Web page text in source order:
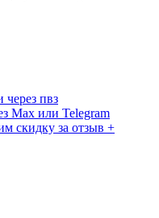
через пвз
Max или Telegram
скидку за отзыв +